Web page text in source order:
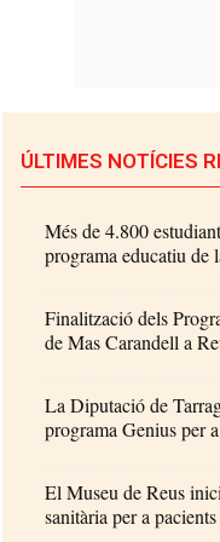
ÚLTIMES NOTÍCIES
Més de 4.800
programa educatiu de
Finalització dels
de Mas Carandell a
La Diputació de
programa Genius per
El Museu de Reus
sanitària per a